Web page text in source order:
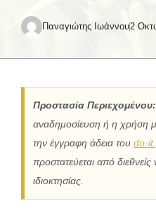
Παναγιώτης Ιωάννου2
Προστασία Περιεχομένου:
αναδημοσίευση ή η χρήση
την έγγραφη άδεια του do-
προστατεύεται από
ιδιοκτησίας.